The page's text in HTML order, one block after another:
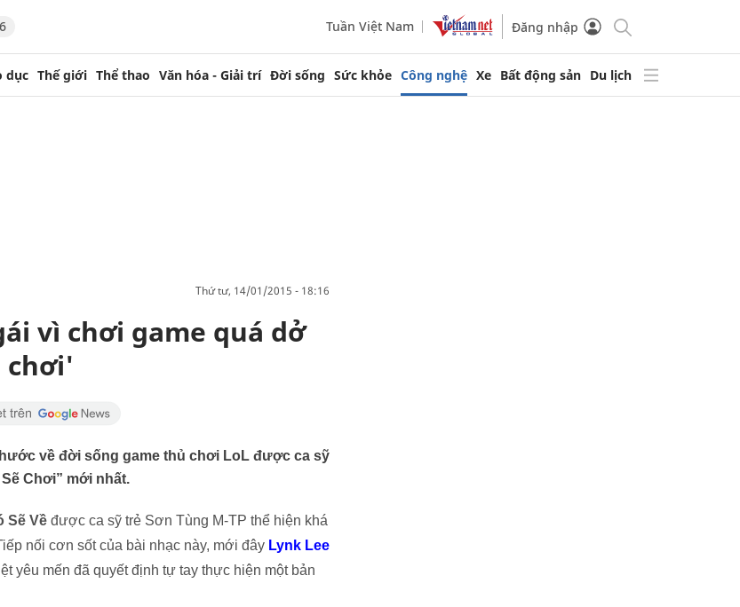
Tuần Việt Nam Đăng nhập
dục Thế giới Thể thao Văn hóa - Giải trí Đời sống Sức khỏe Công nghệ Xe Bất động sản Du lịch
thứ tư, 14/01/2015 - 18:16
vì chơi game quá dở
chơi'
về đời sống game thủ chơi LoL được ca sỹ
Chơi” mới nhất.
Sẽ Về được ca sỹ trẻ Sơn Tùng M-TP thể hiện khá
nối cơn sốt của bài nhạc này, mới đây Lynk Lee
yêu mến đã quyết định tự tay thực hiện một bản